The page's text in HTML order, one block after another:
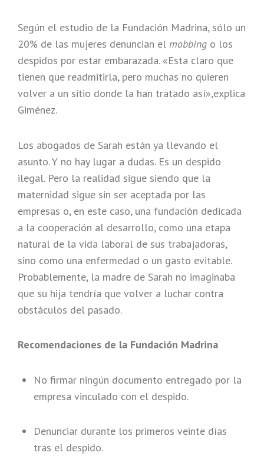
Según el estudio de la Fundación Madrina, sólo un
20% de las mujeres denuncian el mobbing o los
despidos por estar embarazada. «Esta claro que
tienen que readmitirla, pero muchas no quieren
volver a un sitio donde la han tratado así»,explica
Giménez.
Los abogados de Sarah están ya llevando el
asunto. Y no hay lugar a dudas. Es un despido
ilegal. Pero la realidad sigue siendo que la
maternidad sigue sin ser aceptada por las
empresas o, en este caso, una fundación dedicada
a la cooperación al desarrollo, como una etapa
natural de la vida laboral de sus trabajadoras,
sino como una enfermedad o un gasto evitable.
Probablemente, la madre de Sarah no imaginaba
que su hija tendría que volver a luchar contra
obstáculos del pasado.
Recomendaciones de la Fundación Madrina
No firmar ningún documento entregado por la
empresa vinculado con el despido.
Denunciar durante los primeros veinte días
tras el despido.